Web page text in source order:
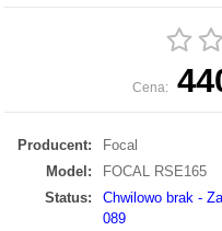
Cena:
Producent:
Focal
Model:
FOCAL RSE165
Status:
Chwilowo brak -
089